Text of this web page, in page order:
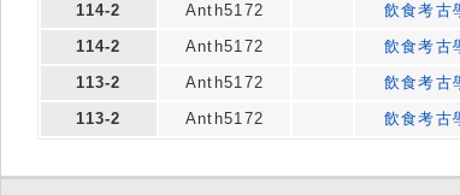
114-2
Anth5172 飲食考古
114-2
Anth5172 飲食考古
113-2
Anth5172 飲食考古
113-2
Anth5172 飲食考古